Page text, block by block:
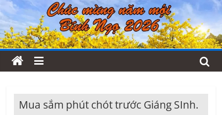
Mua sắm phút chót trước Giáng SInh.